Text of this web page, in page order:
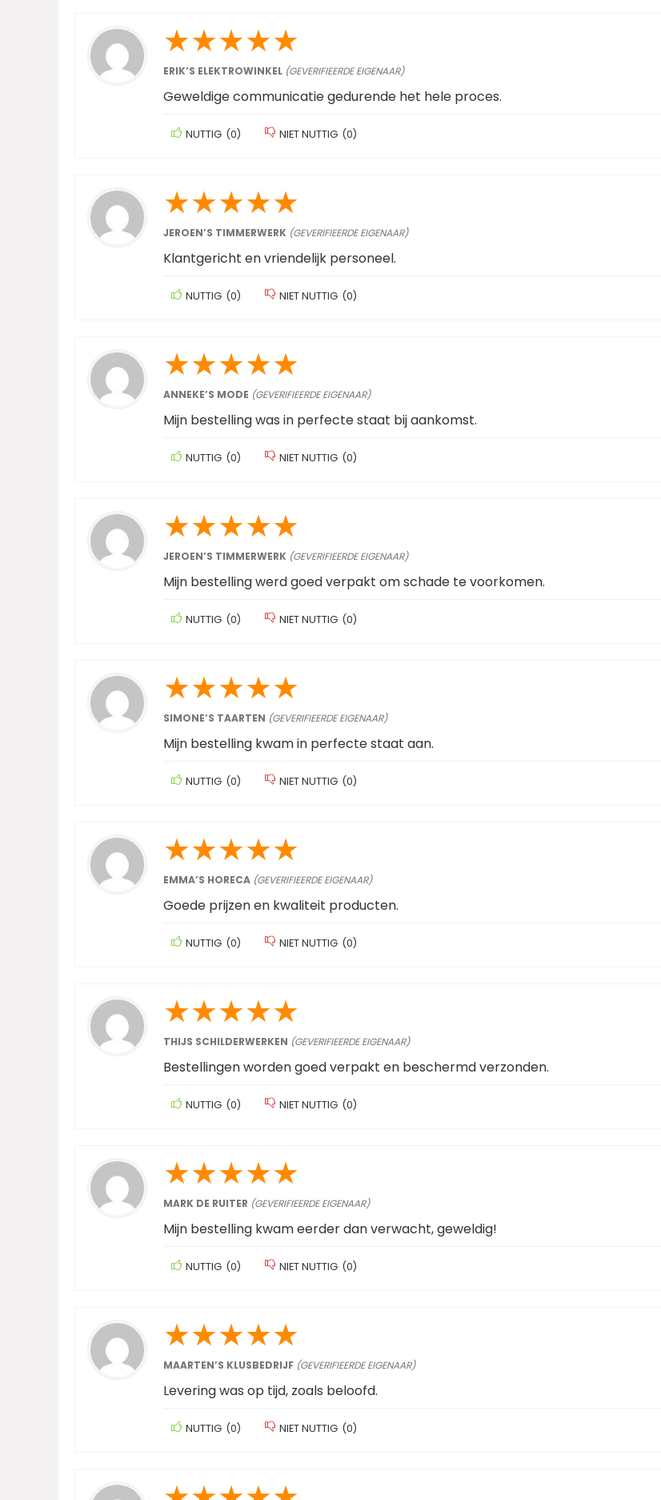
★★★★★
ERIK’S ELEKTROWINKEL (GEVERIFIEERDE EIGENAAR)
Geweldige communicatie gedurende het hele proces.
NUTTIG (0) NIET NUTTIG (0)
★★★★★
JEROEN’S TIMMERWERK (GEVERIFIEERDE EIGENAAR)
Klantgericht en vriendelijk personeel.
NUTTIG (0) NIET NUTTIG (0)
★★★★★
ANNEKE’S MODE (GEVERIFIEERDE EIGENAAR)
Mijn bestelling was in perfecte staat bij aankomst.
NUTTIG (0) NIET NUTTIG (0)
★★★★★
JEROEN’S TIMMERWERK (GEVERIFIEERDE EIGENAAR)
Mijn bestelling werd goed verpakt om schade te voorkomen.
NUTTIG (0) NIET NUTTIG (0)
★★★★★
SIMONE’S TAARTEN (GEVERIFIEERDE EIGENAAR)
Mijn bestelling kwam in perfecte staat aan.
NUTTIG (0) NIET NUTTIG (0)
★★★★★
EMMA’S HORECA (GEVERIFIEERDE EIGENAAR)
Goede prijzen en kwaliteit producten.
NUTTIG (0) NIET NUTTIG (0)
★★★★★
THIJS SCHILDERWERKEN (GEVERIFIEERDE EIGENAAR)
Bestellingen worden goed verpakt en beschermd verzonden.
NUTTIG (0) NIET NUTTIG (0)
★★★★★
MARK DE RUITER (GEVERIFIEERDE EIGENAAR)
Mijn bestelling kwam eerder dan verwacht, geweldig!
NUTTIG (0) NIET NUTTIG (0)
★★★★★
MAARTEN’S KLUSBEDRIJF (GEVERIFIEERDE EIGENAAR)
Levering was op tijd, zoals beloofd.
NUTTIG (0) NIET NUTTIG (0)